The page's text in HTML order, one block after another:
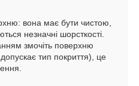
вона має бути чистою,
незначні шорсткості.
змочіть поверхню
тип покриття), це